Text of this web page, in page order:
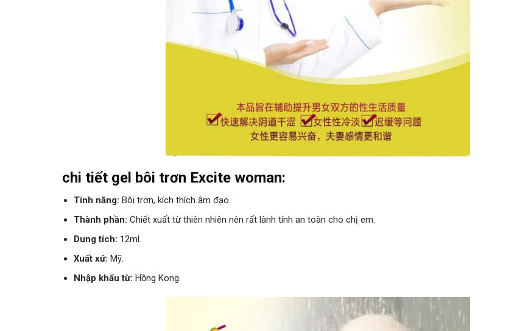
chi tiết gel bôi trơn Excite woman:
Tính năng: Bôi trơn, kích thích âm đạo.
Thành phần: Chiết xuất từ thiên nhiên nên rất lành tính an toàn cho chị em.
Dung tích: 12ml.
Xuất xứ: Mỹ.
Nhập khẩu từ:Hồng Kong.